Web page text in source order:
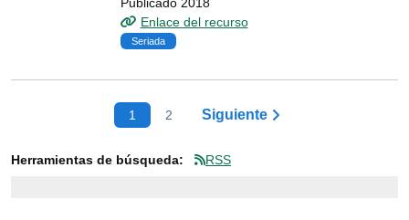
Enlace del recurso
Seriada
1 2 Siguiente
Herramientas de búsqueda: RSS